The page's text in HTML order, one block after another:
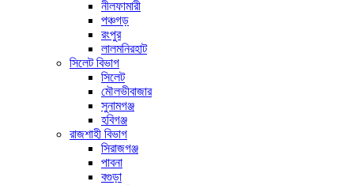
নীলফামারী
পঞ্চগড়
রংপুর
লালমনিরহাট
সিলেট বিভাগ
সিলেট
মৌলভীবাজার
সুনামগঞ্জ
হবিগঞ্জ
রাজশাহী বিভাগ
সিরাজগঞ্জ
পাবনা
বগুড়া